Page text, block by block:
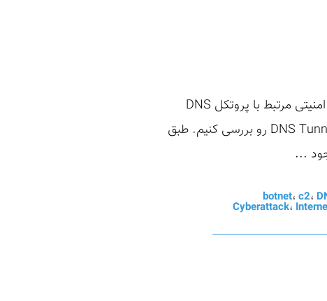
در پست قبلی سازوکار پروتکل DNS رو بررسی کردیم. در این پست میخواهیم درباره ضعف‌های امنیتی مرتبط با پروتکل DNS
صحبت کنیم و در آخر پست هم قرار هستش یکی از روش‌های سوءاستفاده از DNS یعنی DNS Tunneling رو بررسی کنیم. طبق
botnet، c2،
Cyberattack،